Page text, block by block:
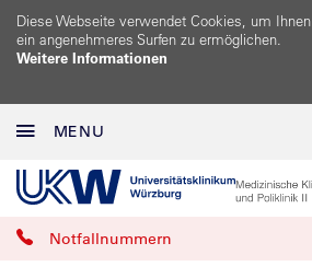
Diese Webseite verwendet Cookies, um Ihnen
ein angenehmeres Surfen zu ermöglichen.
Weitere Informationen
MENU
Notfallnummern